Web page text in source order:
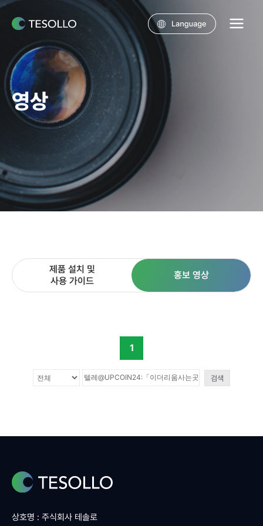
콘텐츠로
건너뛰기
영상
제품 설치 및
사용 가이드
홍보 영상
1
검색
상호명 : 주식회사 테솔로